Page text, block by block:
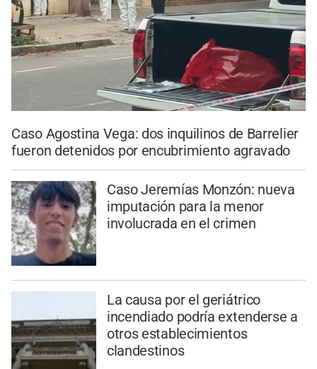
Caso Agostina Vega: dos inquilinos de Barrelier
fueron detenidos por encubrimiento agravado
Caso Jeremías Monzón: nueva
imputación para la menor
involucrada en el crimen
La causa por el geriátrico
incendiado podría extenderse a
otros establecimientos
clandestinos